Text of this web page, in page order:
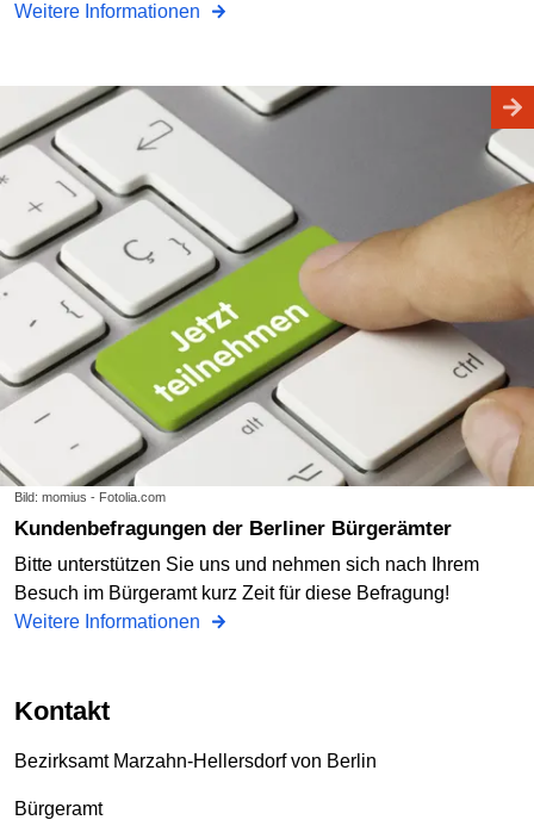
Weitere Informationen
Bild: momius - Fotolia.com
Kundenbefragungen der Berliner Bürgerämter
Bitte unterstützen Sie uns und nehmen sich nach Ihrem
Besuch im Bürgeramt kurz Zeit für diese Befragung!
Weitere Informationen
Kontakt
Bezirksamt Marzahn-Hellersdorf von Berlin
Bürgeramt